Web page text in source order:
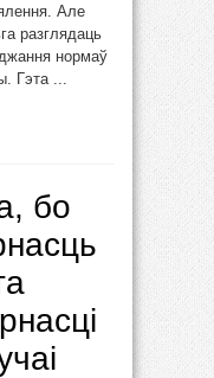
Але
разглядаць
нормаў
Гэта ...
бо